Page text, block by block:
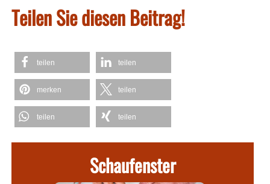
Teilen Sie diesen Beitrag!
teilen teilen
merken teilen
teilen teilen
Schaufenster